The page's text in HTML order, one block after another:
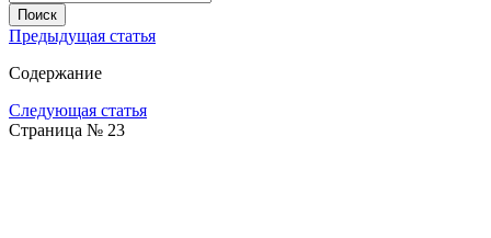
Предыдущая статья
Содержание
Следующая статья
Страница № 23